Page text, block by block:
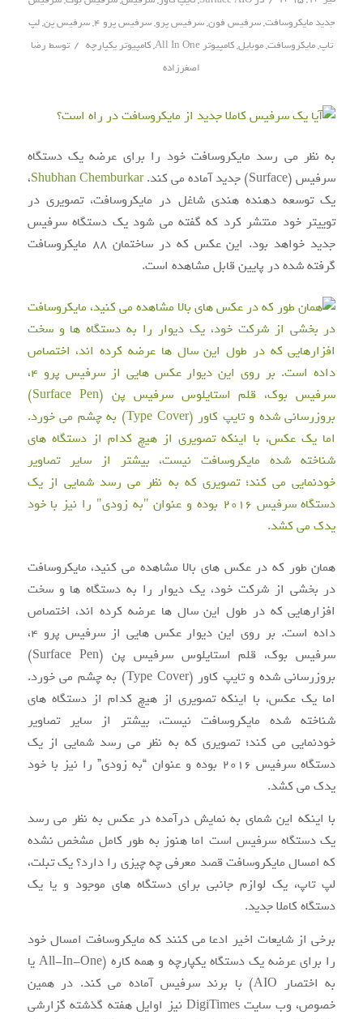
جدید مایکروسافت,سرفیس فون,سرفیس پرو,سرفیس پرو ۴ ,سرفیس پن,لپ
تاپ,مایکروسافت,موبایل,کامپیوتر All In One ,کامپیوتر یکپارچه / توسط رضا
اصغرزاده
به نظر می رسد مایکروسافت خود را برای عرضه یک دستگاه
سرفیس (Surface) جدید آماده می کند.
Shubhan Chemburkar،
یک توسعه دهنده هندی شاغل در مایکروسافت، تصویری در
توییتر خود منتشر کرد که گفته می شود یک دستگاه سرفیس
جدید خواهد بود. این عکس که در ساختمان ۸۸ مایکروسافت
گرفته شده در پایین قابل مشاهده است.
همان طور که در عکس های بالا مشاهده می کنید، مایکروسافت
در بخشی از شرکت خود، یک دیوار را به دستگاه ها و سخت
افزارهایی که در طول این سال ها عرضه کرده اند، اختصاص
داده است. بر روی این دیوار عکس هایی از سرفیس پرو ۴،
سرفیس بوک، قلم استایلوس سرفیس پن (Surface Pen)
بروزرسانی شده و تایپ کاور (Type Cover) به چشم می خورد.
اما یک عکس، با اینکه تصویری از هیچ کدام از دستگاه های
شناخته شده مایکروسافت نیست، بیشتر از سایر تصاویر
خودنمایی می کند؛ تصویری که به نظر می رسد شمایی از یک
دستگاه سرفیس ۲۰۱۶ بوده و عنوان “به زودی” را نیز با خود
یدک می کشد.
با اینکه این شمای به نمایش درآمده در عکس به نظر می رسد
یک دستگاه سرفیس است اما هنوز به طور کامل مشخص نشده
که امسال مایکروسافت قصد معرفی چه چیزی را دارد؟ یک تبلت،
لپ تاپ، یک لوازم جانبی برای دستگاه های موجود و یا یک
دستگاه کاملا جدید.
برخی از شایعات اخیر ادعا می کنند که مایکروسافت امسال خود
را برای عرضه یک دستگاه یکپارچه و همه کاره (All-In-One یا
به اختصار AIO) با برند سرفیس آماده می کند. در همین
خصوص، وب سایت DigiTimes نیز اوایل هفته گذشته گزارشی